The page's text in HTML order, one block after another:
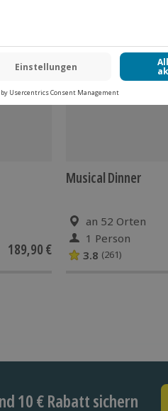
189,90 €
-15% CLUB DEAL
Musical Dinner
an 52 Orten
1 Person
3.8 (261)
10 € Rabatt sichern